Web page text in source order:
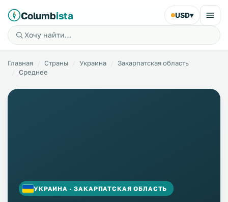
Columbista USD▾
Главная Страны Украина
Закарпатская область
Среднее
УКРАИНА · ЗАКАРПАТСКАЯ ОБЛАСТЬ